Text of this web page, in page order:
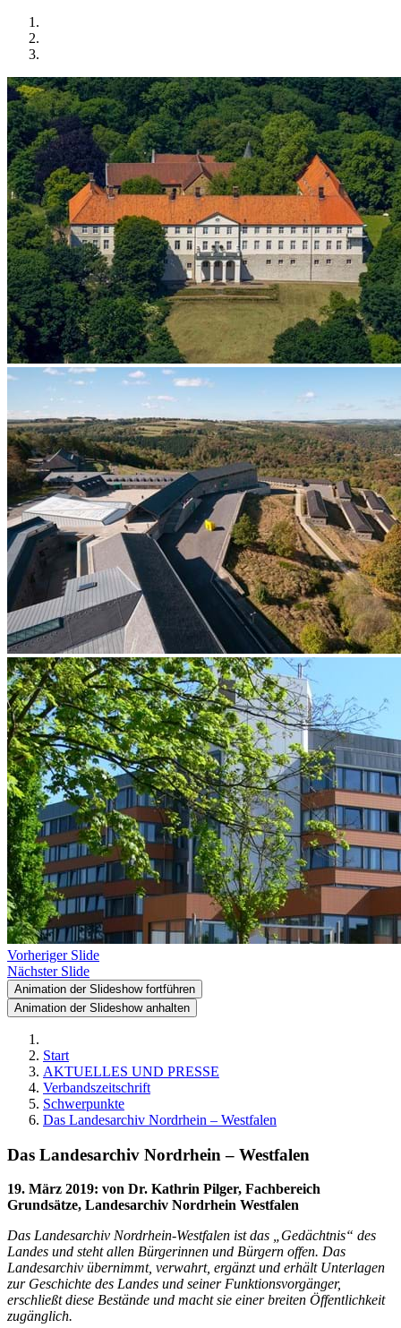
Vorheriger Slide
Nächster Slide
Animation der Slideshow fortführen
Animation der Slideshow anhalten
Start
AKTUELLES UND PRESSE
Verbandszeitschrift
Schwerpunkte
Das Landesarchiv Nordrhein – Westfalen
Das Landesarchiv Nordrhein – Westfalen
19. März 2019: von Dr. Kathrin Pilger, Fachbereich
Grundsätze, Landesarchiv Nordrhein Westfalen
Das Landesarchiv Nordrhein-Westfalen ist das „Gedächtnis“ des
Landes und steht allen Bürgerinnen und Bürgern offen. Das
Landesarchiv übernimmt, verwahrt, ergänzt und erhält Unterlagen
zur Geschichte des Landes und seiner Funktionsvorgänger,
erschließt diese Bestände und macht sie einer breiten Öffentlichkeit
zugänglich.